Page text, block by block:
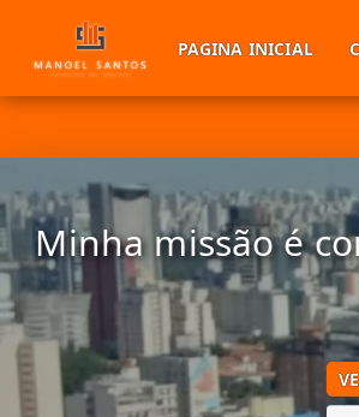
PAGINA INICIAL
Minha missão é